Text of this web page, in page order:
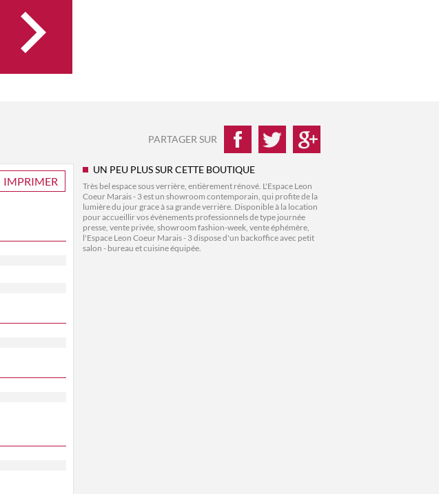
PARTAGER SUR
IMPRIMER
UN PEU PLUS SUR CETTE BOUTIQUE
Très bel espace sous verrière, entièrement rénové. L'Espace Leon
Coeur Marais - 3 est un showroom contemporain, qui profite de la
lumière du jour grace à sa grande verrière. Disponible à la location
pour accueillir vos évènements professionnels de type journée
presse, vente privée, showroom fashion-week, vente éphémère,
l'Espace Leon Coeur Marais - 3 dispose d'un backoffice avec petit
salon - bureau et cuisine équipée.